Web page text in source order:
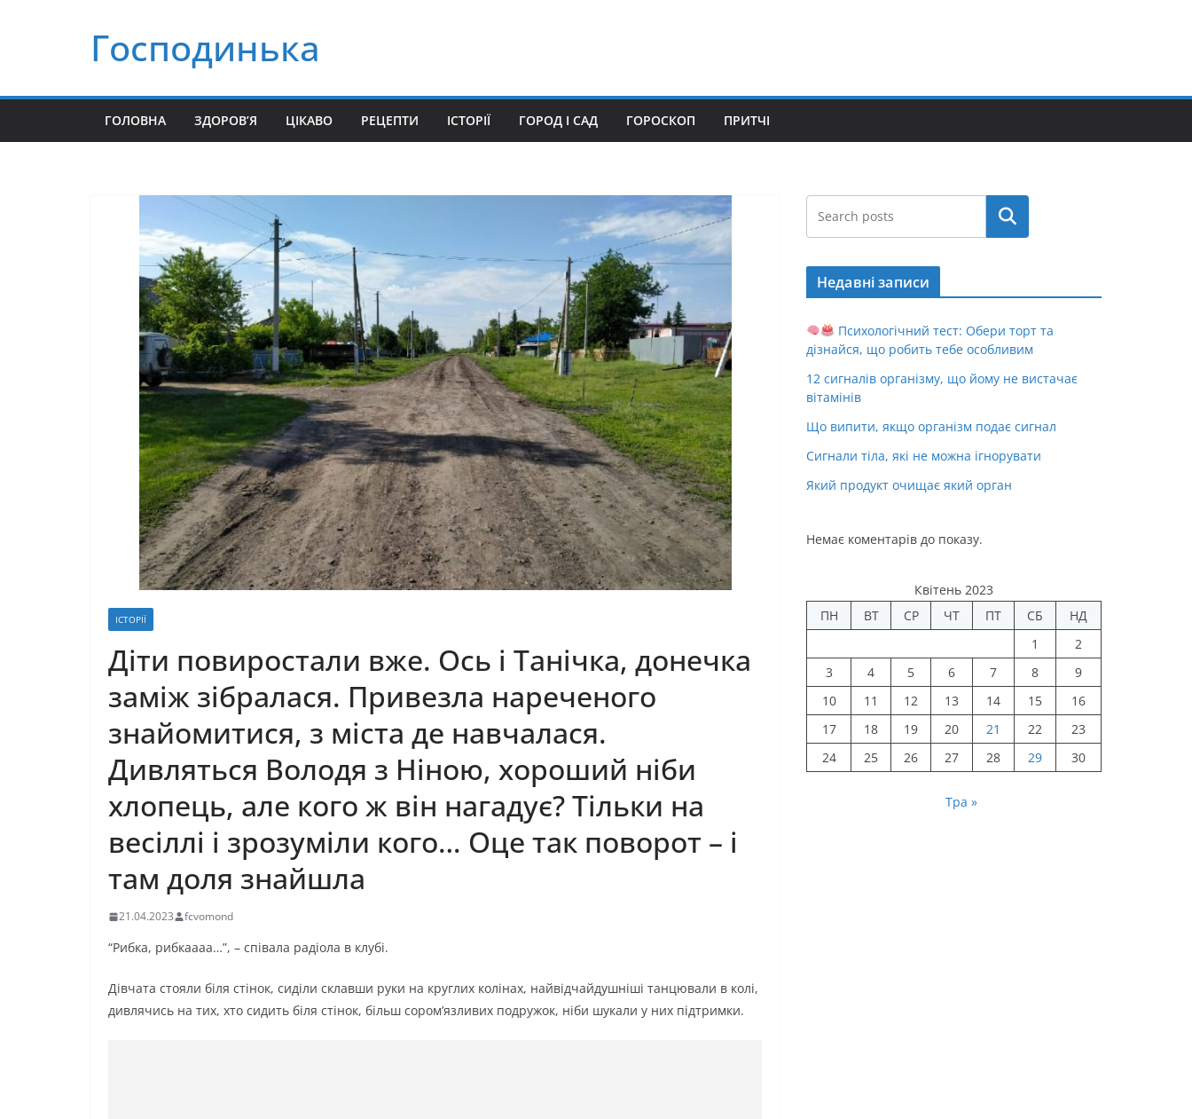
Господинька
ГОЛОВНА ЗДОРОВ’Я ЦІКАВО РЕЦЕПТИ ІСТОРІЇ ГОРОД І САД ГОРОСКОП ПРИТЧІ
ІСТОРІЇ
Діти повиростали вже. Ось і Танічка, донечка
заміж зібралася. Привезла нареченого
знайомитися, з міста де навчалася.
Дивляться Володя з Ніною, хороший ніби
хлопець, але кого ж він нагадує? Тільки на
весіллі і зрозуміли кого… Оце так поворот – і
там доля знайшла
21.04.2023 fcvomond
“Рибка, рибкаааа…”, – співала радіола в клубі.
Дівчата стояли біля стінок, сиділи склавши руки на круглих колінах, найвідчайдушніші танцювали в колі,
дивлячись на тих, хто сидить біля стінок, більш сором’язливих подружок, ніби шукали у них підтримки.
Пошук
Недавні записи
Психологічний тест: Обери торт та
дізнайся, що робить тебе особливим
12 сигналів організму, що йому не вистачає
вітамінів
Що випити, якщо організм подає сигнал
Сигнали тіла, які не можна ігнорувати
Який продукт очищає який орган
Немає коментарів до показу.
Квітень 2023
ПН
ВТ СР ЧТ ПТ СБ
НД
1
2
3
4 5 6 7 8
9
10
11 12 13 14 15
16
17
18 19 20 21 22
23
24
25 26 27 28 29 30
Тра »